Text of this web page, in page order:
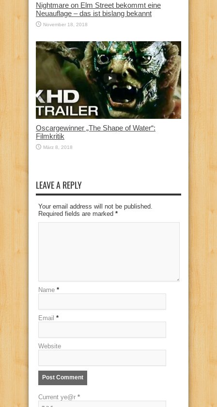
Nightmare on Elm Street bekommt eine
Neuauflage – das ist bislang bekannt
November 18, 2018
Oscargewinner „The Shape of Water“:
Filmkritik
März 8, 2018
LEAVE A REPLY
Your email address will not be published.
Required fields are marked *
Name *
Email *
Website
Current ye@r *